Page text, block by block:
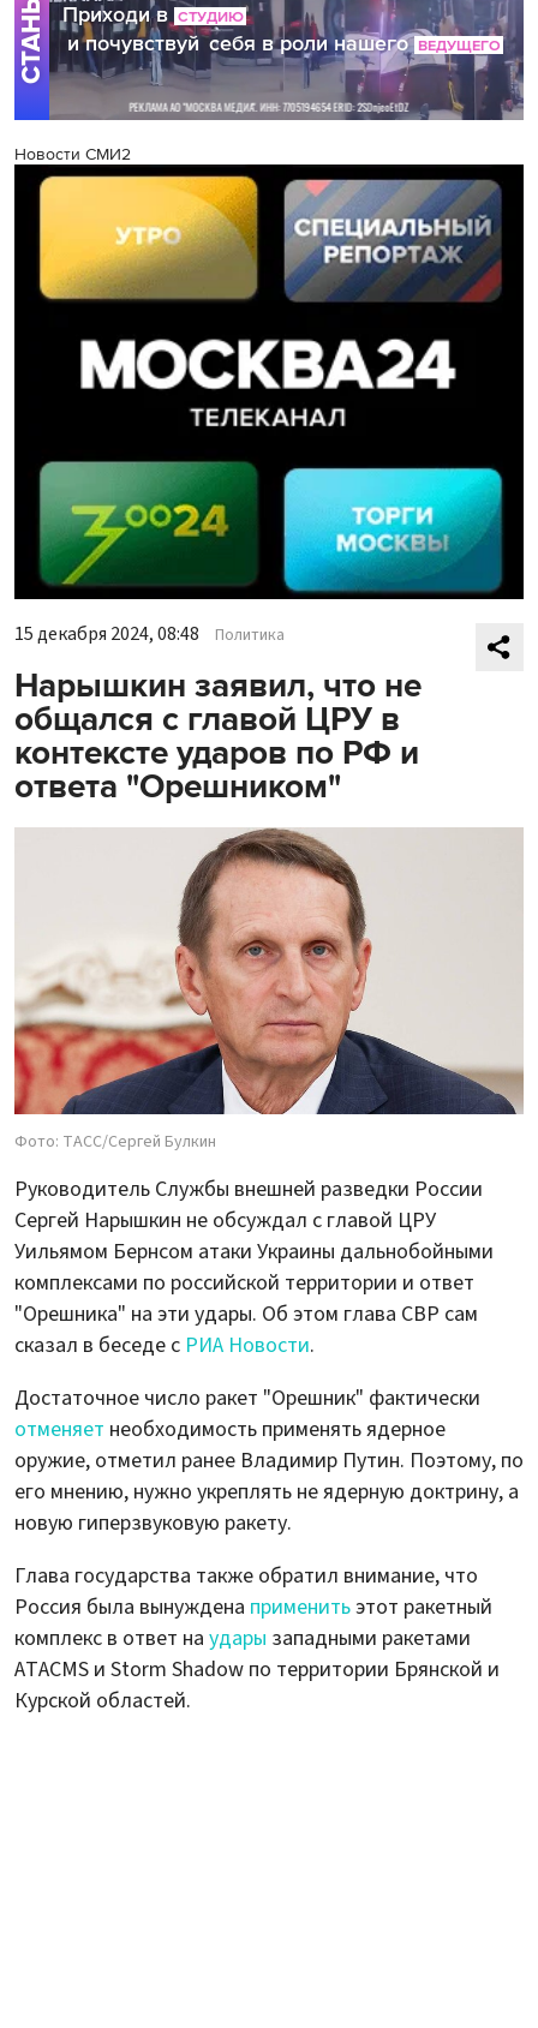
Новости СМИ2
15 декабря 2024, 08:48 Политика
Нарышкин заявил, что не
общался с главой ЦРУ в
контексте ударов по РФ и
ответа "Орешником"
Фото: ТАСС/Сергей Булкин
Руководитель Службы внешней разведки России
Сергей Нарышкин не обсуждал с главой ЦРУ
Уильямом Бернсом атаки Украины дальнобойными
комплексами по российской территории и ответ
"Орешника" на эти удары. Об этом глава СВР сам
сказал в беседе с РИА Новости.
Достаточное число ракет "Орешник" фактически
отменяет необходимость применять ядерное
оружие, отметил ранее Владимир Путин. Поэтому, по
его мнению, нужно укреплять не ядерную доктрину, а
новую гиперзвуковую ракету.
Глава государства также обратил внимание, что
Россия была вынуждена применитьэтот ракетный
комплекс в ответ на удары западными ракетами
ATACMS и Storm Shadow по территории Брянской и
Курской областей.